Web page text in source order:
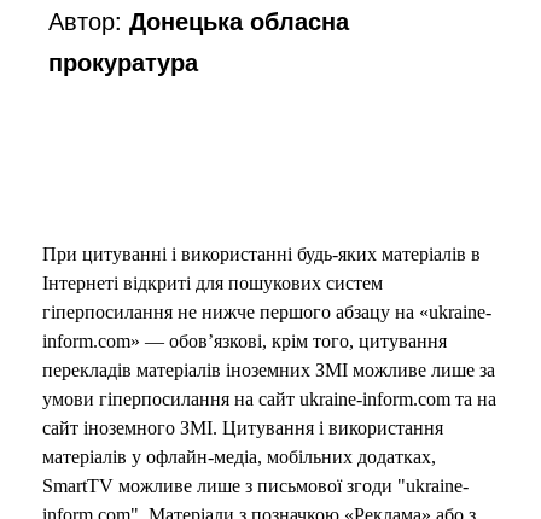
Автор:Донецька обласна
прокуратура
При цитуванні і використанні будь-яких матеріалів в
Інтернеті відкриті для пошукових систем
гіперпосилання не нижче першого абзацу на «ukraine-
inform.com» — обов’язкові, крім того, цитування
перекладів матеріалів іноземних ЗМІ можливе лише за
умови гіперпосилання на сайт ukraine-inform.com та на
сайт іноземного ЗМІ. Цитування і використання
матеріалів у офлайн-медіа, мобільних додатках,
SmartTV можливе лише з письмової згоди "ukraine-
inform.com". Матеріали з позначкою «Реклама» або з